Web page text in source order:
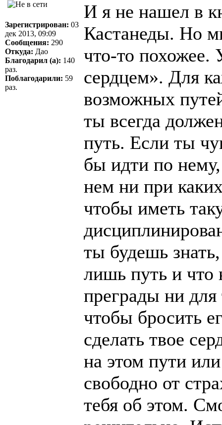
Зарегистрирован: 03
дек 2013, 09:09
Сообщения: 290
Откуда: Дао
Благодарил (а): 140
раз.
Поблагодарили: 59
раз.
И я не нашел в
Кастанеды. Но
что-то похожее.
сердцем». Для
возможных
ты всегда
путь. Если ты
бы идти по нему,
нем ни при
чтобы иметь
ты будешь
лишь путь и что
преграды ни для
чтобы бросить
сделать твое
на этом пути
свободно от
тебя об этом.